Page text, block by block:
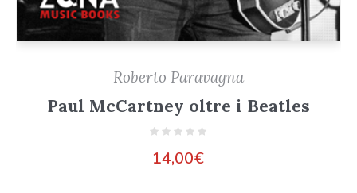
Roberto Paravagna
Paul McCartney oltre i Beatles
14,00€